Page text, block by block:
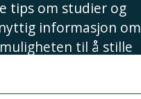
tips om studier og
informasjon om
til å stille
alt du lurer på.